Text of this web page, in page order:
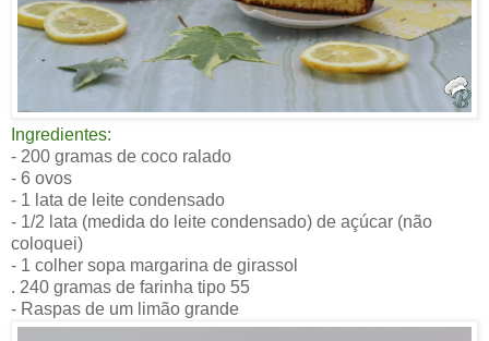
Ingredientes:
- 200 gramas de coco ralado
- 6 ovos
- 1 lata de leite condensado
- 1/2 lata (medida do leite condensado) de açúcar (não
coloquei)
- 1 colher sopa margarina de girassol
. 240 gramas de farinha tipo 55
- Raspas de um limão grande